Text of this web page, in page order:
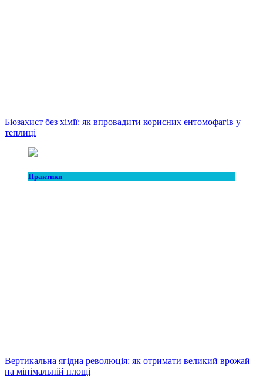
Біозахист без хімії: як впровадити корисних ентомофагів у
теплиці
Практики
Вертикальна ягідна революція: як отримати великий врожай
на мінімальній площі